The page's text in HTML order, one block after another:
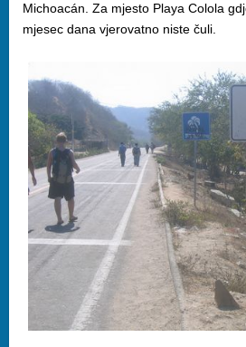
Michoacán. Za mjesto Playa Colola
mjesec dana vjerovatno niste čuli.